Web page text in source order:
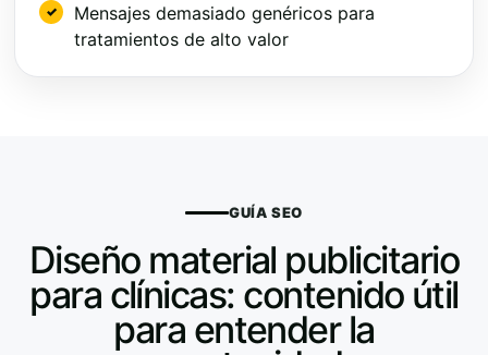
Mensajes demasiado genéricos para
tratamientos de alto valor
GUÍA SEO
Diseño material publicitario
para clínicas: contenido útil
para entender la